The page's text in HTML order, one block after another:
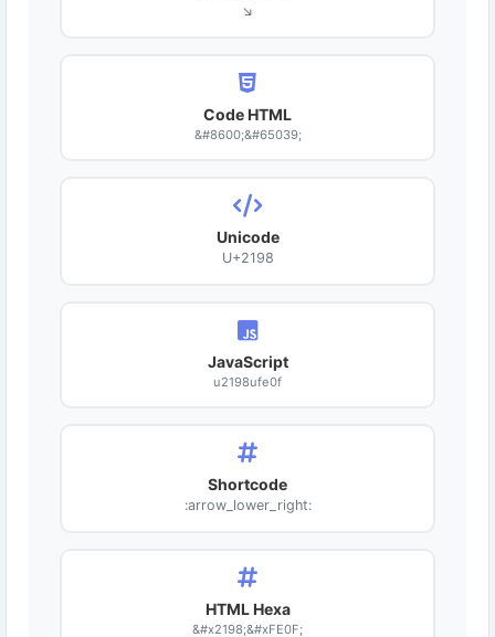
↘️
Code HTML
&#8600;&#65039;
Unicode
U+2198
JavaScript
u2198ufe0f
Shortcode
:arrow_lower_right:
HTML Hexa
&#x2198;&#xFE0F;